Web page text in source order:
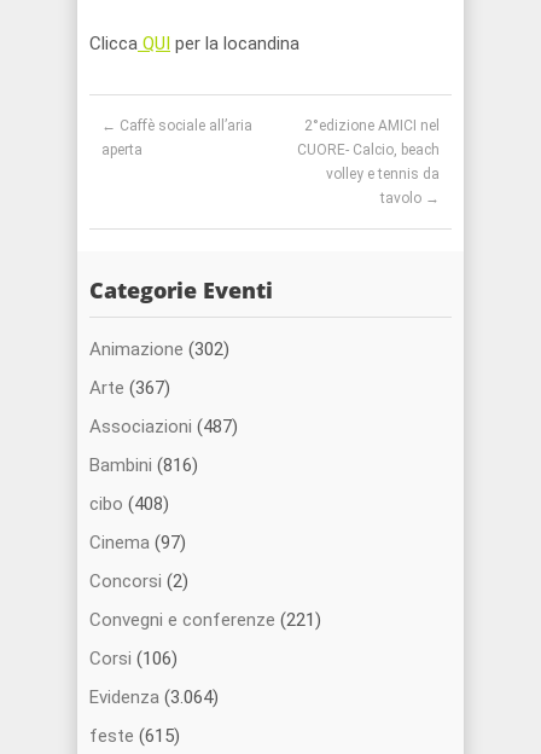
Clicca QUI per la locandina
← Caffè sociale all’aria
aperta
2°edizione AMICI nel
CUORE- Calcio, beach
volley e tennis da
tavolo →
Categorie Eventi
Animazione (302)
Arte (367)
Associazioni (487)
Bambini (816)
cibo (408)
Cinema (97)
Concorsi (2)
Convegni e conferenze (221)
Corsi (106)
Evidenza (3.064)
feste (615)